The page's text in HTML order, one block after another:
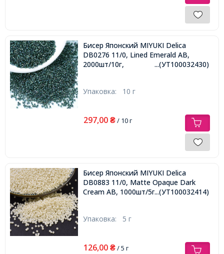
Бисер Японский MIYUKI Delica
DB0276 11/0, Lined Emerald AB,
2000шт/10г,
...(УТ100032430)
Упаковка: 10 г
297,00 ₴/ 10 г
Бисер Японский MIYUKI Delica
DB0883 11/0, Matte Opaque Dark
Cream AB, 1000шт/5г,...(УТ100032414)
Упаковка: 5 г
126,00 ₴/ 5 г